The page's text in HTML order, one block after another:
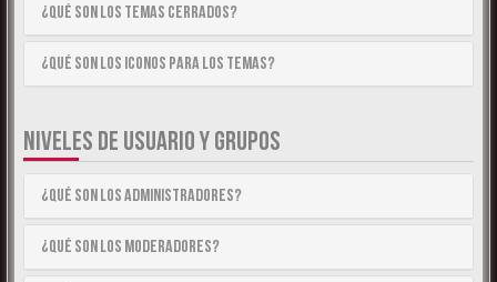
¿Qué son los temas cerrados?
¿Qué son los iconos para los temas?
NIVELES DE USUARIO Y GRUPOS
¿Qué son los Administradores?
¿Qué son los Moderadores?